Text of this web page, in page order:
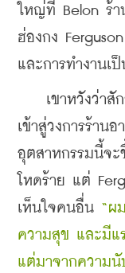
ใหญ่ที่ Belon ร้า
ฮ่องกง
และการทำงานเ
เขาหวังว่าสัก
เข้าสู่วงการร้าน
อุตสาหกรรมนี้จะ
โหดร้าย แต่
เห็นใจคนอื่น “ผ
ความสุข และมีแ
แต่มาจากความนั